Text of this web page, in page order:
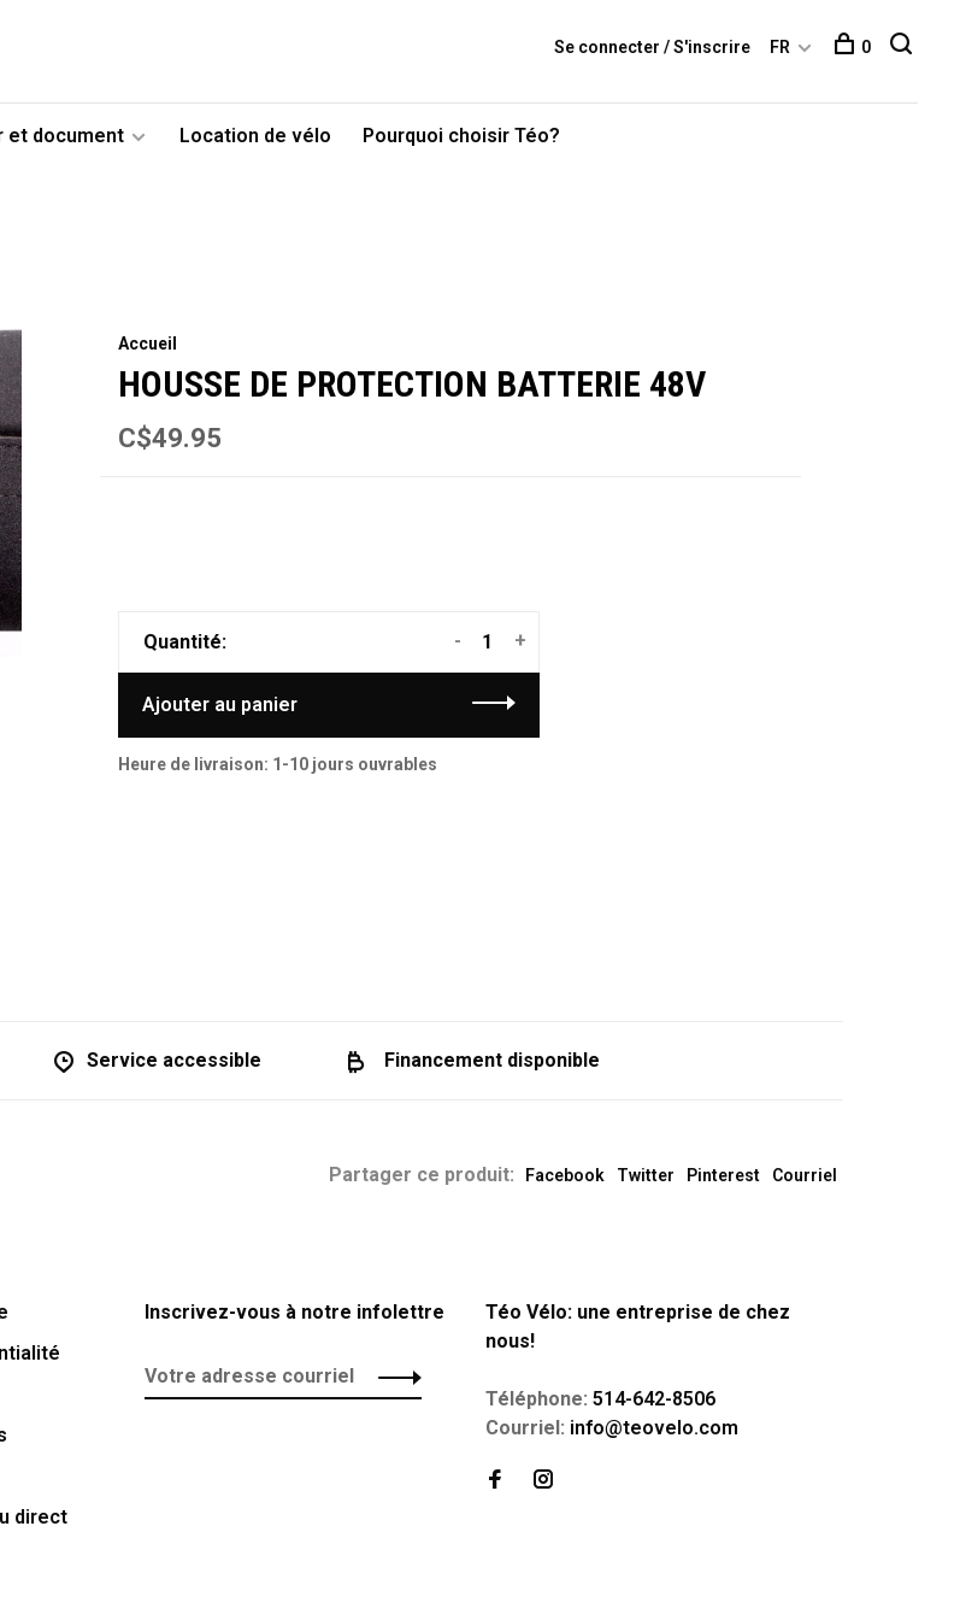
et document Location de vélo Pourquoi choisir Téo?
Se connecter / S'inscrire FR 0
Accueil
HOUSSE DE PROTECTION BATTERIE 48V
C$49.95
Quantité: +
-
Ajouter au panier
Heure de livraison: 1-10 jours ouvrables
Service accessible Financement disponible
Partager ce produit: Facebook Twitter Pinterest Courriel
direct
Inscrivez-vous à notre infolettre
Téo Vélo: une entreprise de chez
nous!
Téléphone: 514-642-8506
Courriel: info@teovelo.com